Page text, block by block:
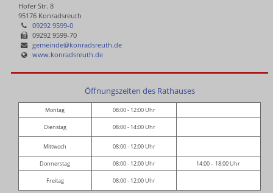
Hofer Str. 8
95176 Konradsreuth
09292 9599-0
09292 9599-70
gemeinde@konradsreuth.de
www.konradsreuth.de
Öffnungszeiten des Rathauses
Montag 08:00 - 12:00 Uhr
Dienstag 08:00 - 14:00 Uhr
Mittwoch 08:00 - 12:00 Uhr
Donnerstag 08:00 - 12:00 Uhr 14:00 – 18:00 Uhr
Freitag 08:00 - 12:00 Uhr